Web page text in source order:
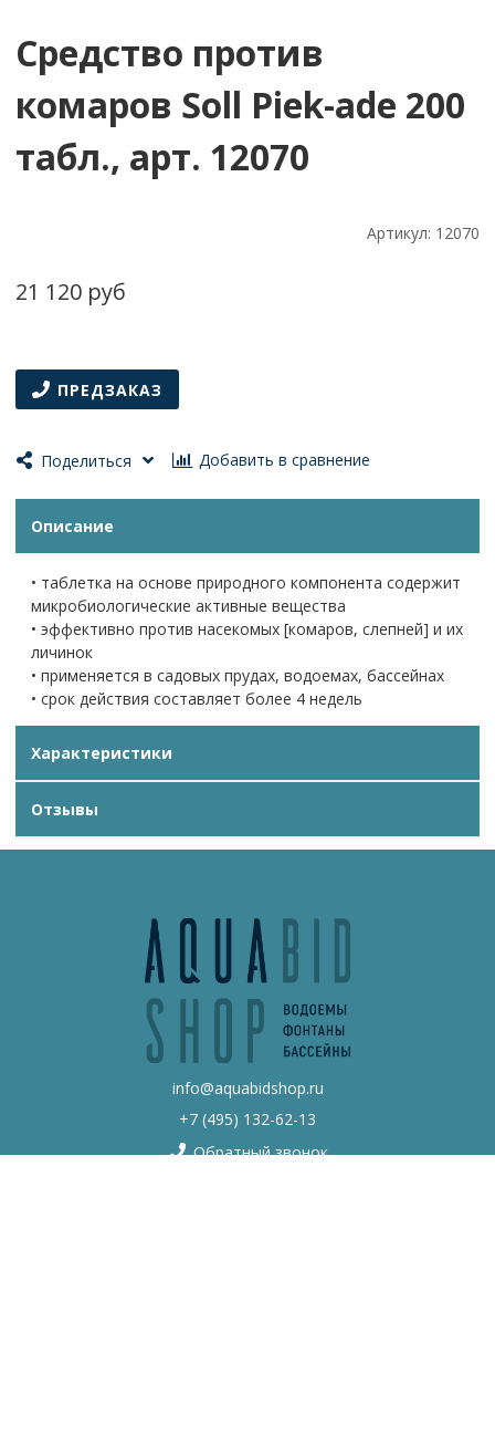
Средство против
комаров Soll Piek-ade 200
табл., арт. 12070
Артикул: 12070
21 120 руб
ПРЕДЗАКАЗ
Поделиться Добавить в сравнение
Описание
• таблетка на основе природного компонента содержит
микробиологические активные вещества
• эффективно против насекомых [комаров, слепней] и их
личинок
• применяется в садовых прудах, водоемах, бассейнах
• срок действия составляет более 4 недель
Характеристики
Отзывы
info@aquabidshop.ru
+7 (495) 132-62-13
Обратный звонок